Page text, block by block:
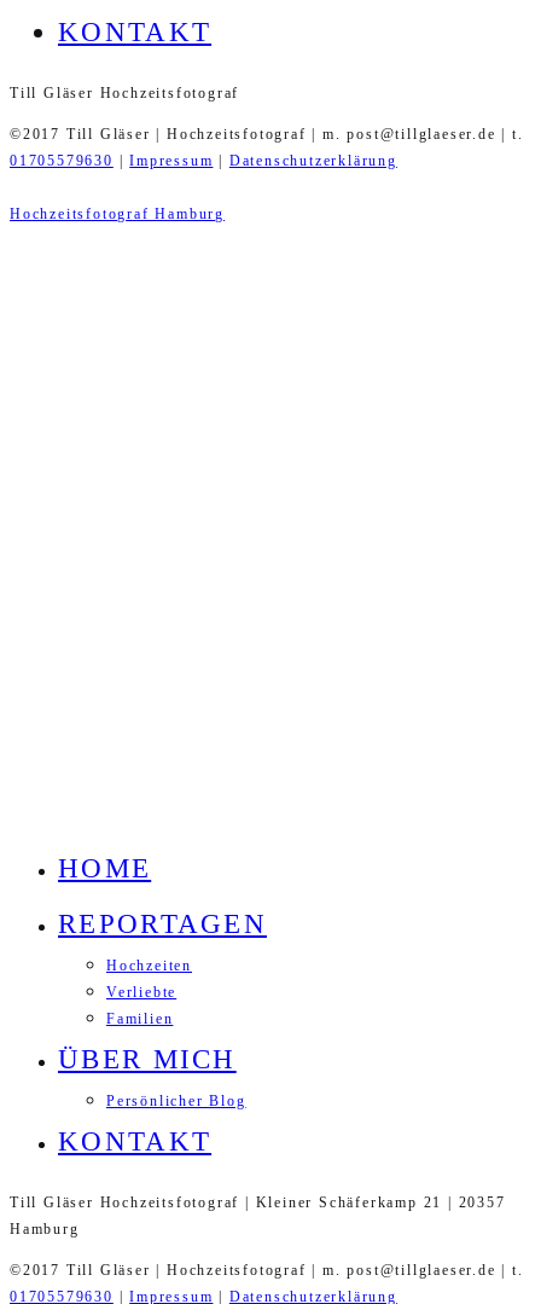
KONTAKT
Till Gläser Hochzeitsfotograf
©2017 Till Gläser | Hochzeitsfotograf | m. post@tillglaeser.de | t.
01705579630
|Impressum Datenschutzerklärung
Hochzeitsfotograf Hamburg
HOME
REPORTAGEN
Hochzeiten
Verliebte
Familien
ÜBER MICH
Persönlicher Blog
KONTAKT
Till Gläser Hochzeitsfotograf | Kleiner Schäferkamp 21 | 20357
Hamburg
©2017 Till Gläser | Hochzeitsfotograf | m. post@tillglaeser.de | t.
01705579630
|Impressum Datenschutzerklärung